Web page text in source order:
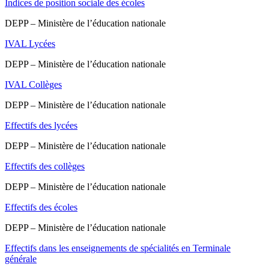
Indices de position sociale des écoles
DEPP – Ministère de l’éducation nationale
IVAL Lycées
DEPP – Ministère de l’éducation nationale
IVAL Collèges
DEPP – Ministère de l’éducation nationale
Effectifs des lycées
DEPP – Ministère de l’éducation nationale
Effectifs des collèges
DEPP – Ministère de l’éducation nationale
Effectifs des écoles
DEPP – Ministère de l’éducation nationale
Effectifs dans les enseignements de spécialités en Terminale
générale